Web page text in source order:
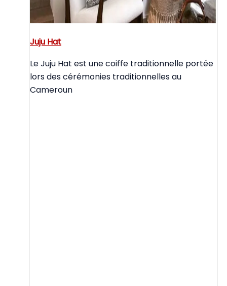
Juju Hat
Le Juju Hat est une coiffe traditionnelle portée
lors des cérémonies traditionnelles au
Cameroun